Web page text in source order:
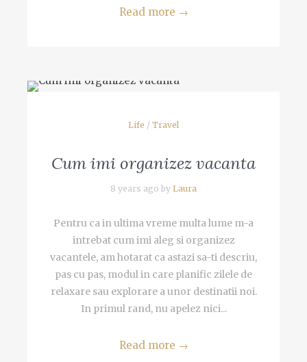
Read more →
Life / Travel
Cum imi organizez vacanta
8 years ago by Laura
Pentru ca in ultima vreme multa lume m-a
intrebat cum imi aleg si organizez
vacantele, am hotarat ca astazi sa-ti descriu,
pas cu pas, modul in care planific zilele de
relaxare sau explorare a unor destinatii noi.
In primul rand, nu apelez nici...
Read more →